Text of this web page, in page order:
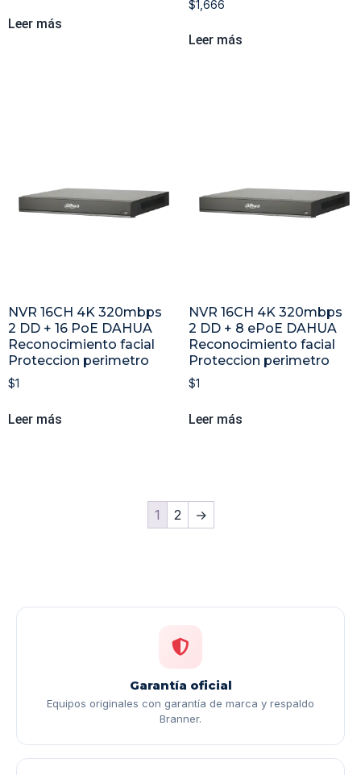
Leer más
$1,666
Leer más
NVR 16CH 4K 320mbps
2 DD + 16 PoE DAHUA
Reconocimiento facial
Proteccion perimetro
$1
Leer más
NVR 16CH 4K 320mbps
2 DD + 8 ePoE DAHUA
Reconocimiento facial
Proteccion perimetro
$1
Leer más
1 2 →
Garantía oficial
Equipos originales con garantía de marca y respaldo
Branner.